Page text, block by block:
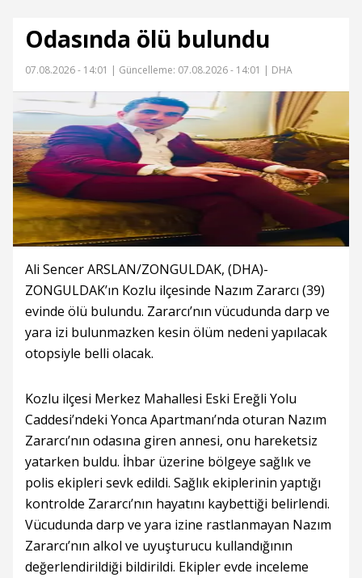
Odasında ölü bulundu
07.08.2026 - 14:01 | Güncelleme: 07.08.2026 - 14:01 | DHA
Ali Sencer ARSLAN/ZONGULDAK, (DHA)-
ZONGULDAK’ın Kozlu ilçesinde Nazım Zararcı (39)
evinde ölü bulundu. Zararcı’nın vücudunda darp ve
yara izi bulunmazken kesin ölüm nedeni yapılacak
otopsiyle belli olacak.
Kozlu ilçesi Merkez Mahallesi Eski Ereğli Yolu
Caddesi’ndeki Yonca Apartmanı’nda oturan Nazım
Zararcı’nın odasına giren annesi, onu hareketsiz
yatarken buldu. İhbar üzerine bölgeye sağlık ve
polis ekipleri sevk edildi. Sağlık ekiplerinin yaptığı
kontrolde Zararcı’nın hayatını kaybettiği belirlendi.
Vücudunda darp ve yara izine rastlanmayan Nazım
Zararcı’nın alkol ve uyuşturucu kullandığının
değerlendirildiği bildirildi. Ekipler evde inceleme